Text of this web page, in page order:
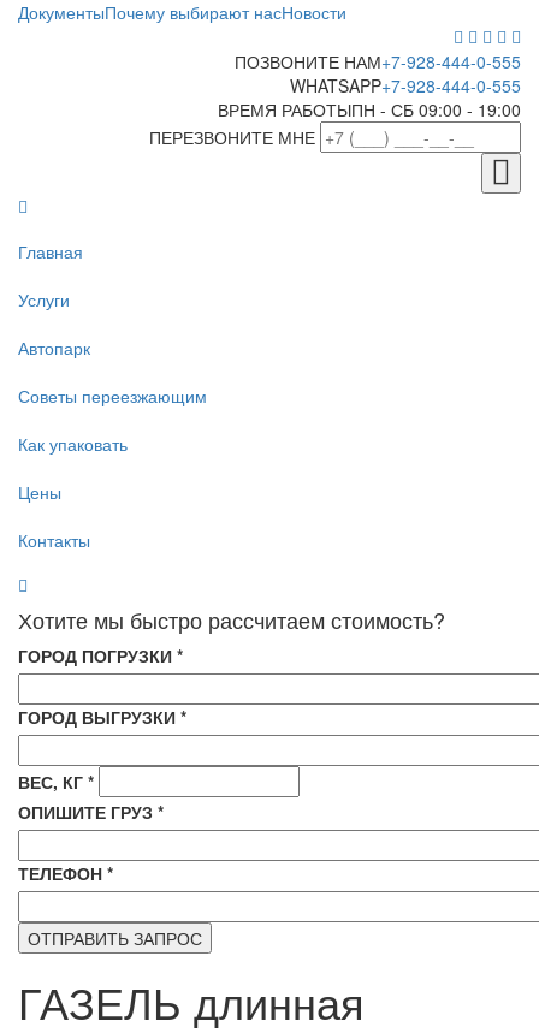
ДокументыПочему выбирают насНовости
ПОЗВОНИТЕ НАМ+7-928-444-0-555
WHATSAPP+7-928-444-0-555
ВРЕМЯ РАБОТЫПН - СБ 09:00 - 19:00
ПЕРЕЗВОНИТЕ МНЕ
Главная
Услуги
Автопарк
Советы переезжающим
Как упаковать
Цены
Контакты
Хотите мы быстро рассчитаем стоимость?
ГОРОД ПОГРУЗКИ *
ГОРОД ВЫГРУЗКИ *
ВЕС, КГ *
ОПИШИТЕ ГРУЗ *
ТЕЛЕФОН *
ГАЗЕЛЬ длинная